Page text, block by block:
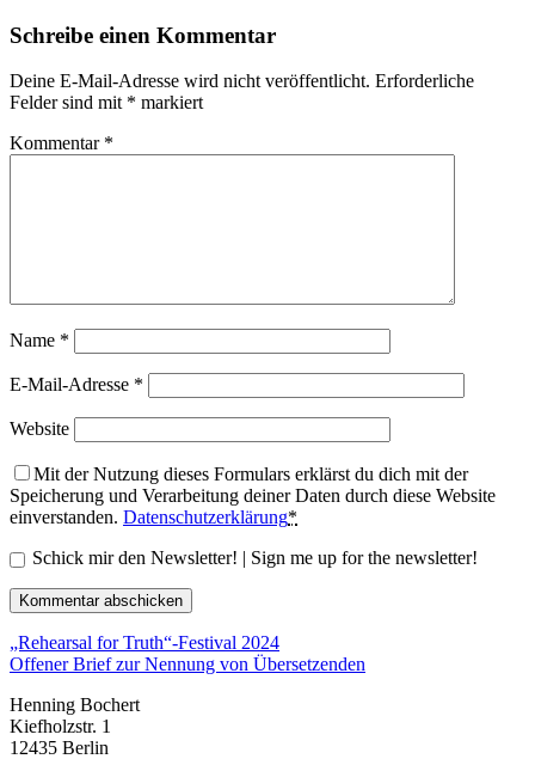
Schreibe einen Kommentar
Deine E-Mail-Adresse wird nicht veröffentlicht. Erforderliche
Felder sind mit * markiert
Kommentar *
Name *
E-Mail-Adresse *
Website
Mit der Nutzung dieses Formulars erklärst du dich mit der
Speicherung und Verarbeitung deiner Daten durch diese Website
einverstanden. Datenschutzerklärung*
Schick mir den Newsletter! | Sign me up for the newsletter!
„Rehearsal for Truth“-Festival 2024
Offener Brief zur Nennung von Übersetzenden
Henning Bochert
Kiefholzstr. 1
12435 Berlin